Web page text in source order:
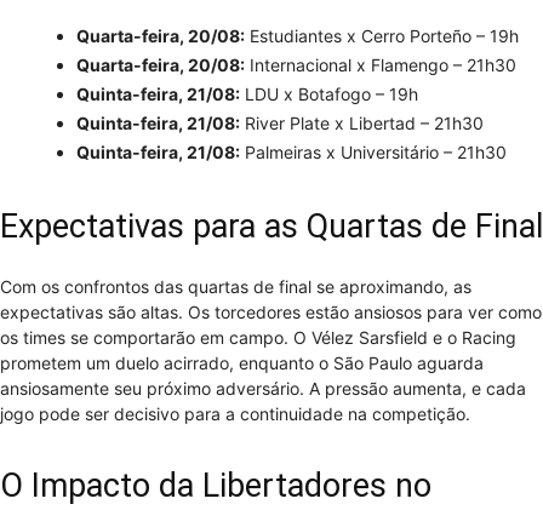
Quarta-feira, 20/08: Estudiantes x Cerro Porteño – 19h
Quarta-feira, 20/08: Internacional x Flamengo – 21h30
Quinta-feira, 21/08: LDU x Botafogo – 19h
Quinta-feira, 21/08: River Plate x Libertad – 21h30
Quinta-feira, 21/08: Palmeiras x Universitário – 21h30
Expectativas para as Quartas de Final
Com os confrontos das quartas de final se aproximando, as
expectativas são altas. Os torcedores estão ansiosos para ver como
os times se comportarão em campo. O Vélez Sarsfield e o Racing
prometem um duelo acirrado, enquanto o São Paulo aguarda
ansiosamente seu próximo adversário. A pressão aumenta, e cada
jogo pode ser decisivo para a continuidade na competição.
O Impacto da Libertadores no